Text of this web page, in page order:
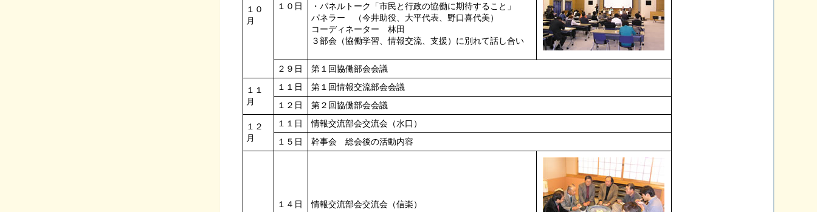
１０
月
１０日
・パネルトーク「市民と行政の協働に期待すること」
パネラー （今井助役、大平代表、野口喜代美）
コーディネーター 林田
３部会（協働学習、情報交流、支援）に別れて話し合い
２９日 第１回協働部会会議
１１
月
１１日
第１回情報交流部会会議
１２日
第２回協働部会会議
１２
月
１１日
情報交流部会交流会（水口）
１５日
幹事会 総会後の活動内容
１４日 情報交流部会交流会（信楽）